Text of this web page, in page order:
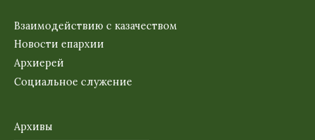
Взаимодействию с казачеством
Новости епархии
Архиерей
Социальное служение
Архивы